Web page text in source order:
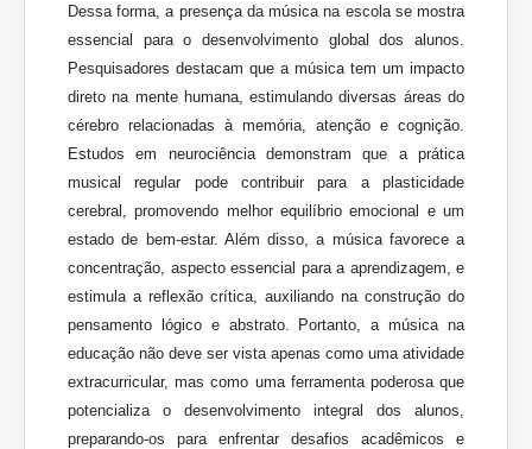
Dessa forma, a presença da música na escola se mostra
essencial para o desenvolvimento global dos alunos.
Pesquisadores destacam que a música tem um impacto
direto na mente humana, estimulando diversas áreas do
cérebro relacionadas à memória, atenção e cognição.
Estudos em neurociência demonstram que a prática
musical regular pode contribuir para a plasticidade
cerebral, promovendo melhor equilíbrio emocional e um
estado de bem-estar. Além disso, a música favorece a
concentração, aspecto essencial para a aprendizagem, e
estimula a reflexão crítica, auxiliando na construção do
pensamento lógico e abstrato. Portanto, a música na
educação não deve ser vista apenas como uma atividade
extracurricular, mas como uma ferramenta poderosa que
potencializa o desenvolvimento integral dos alunos,
preparando-os para enfrentar desafios acadêmicos e